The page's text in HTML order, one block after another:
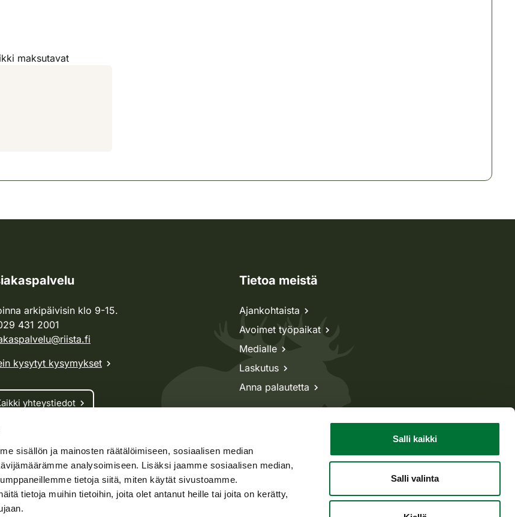
sisällön ja mainosten räätälöimiseen, sosiaalisen median
analysoimiseen. Lisäksi jaamme sosiaalisen median,
tietoja siitä, miten käytät sivustoamme.
tietoja muihin tietoihin, joita olet antanut heille tai joita on kerätty,
Salli kaikki
Salli valinta
maksutavat
arkipäivisin klo 9-15.
431 2001
kysytyt kysymykset
yhteystiedot
asiat
riista -asiat
asiat
Tietoa meistä
Ajankohtaista
Avoimet työpaikat
Medialle
Laskutus
Anna palautetta